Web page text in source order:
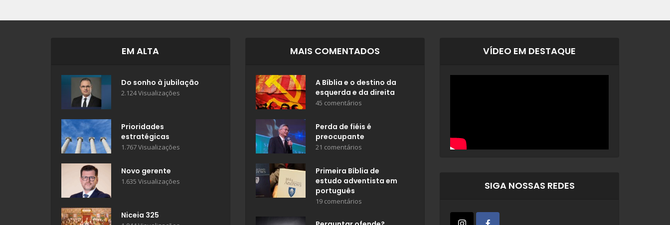
EM ALTA
Do sonho à jubilação
2.124 Visualizações
Prioridades
estratégicas
1.767 Visualizações
Novo gerente
1.635 Visualizações
Niceia 325
MAIS COMENTADOS
A Bíblia e o destino da
esquerda e da direita
45 comentários
Perda de fiéis é
preocupante
21 comentários
Primeira Bíblia de
estudo adventista em
português
19 comentários
VÍDEO EM DESTAQUE
SIGA NOSSAS REDES